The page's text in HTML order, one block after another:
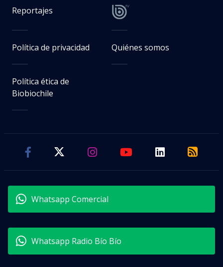
Reportajes
Política de privacidad Quiénes somos
Política ética de
Biobiochile
Whatsapp Comercial
Whatsapp Radio Bío Bío